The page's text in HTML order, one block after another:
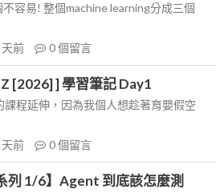
容易! 整個machine learning分成三個
天前 0個留言
[2026] ] 學習筆記 Day1
程延伸，因為我個人想趁著育嬰假空
天前 0個留言
列 1/6】Agent 到底該怎麼測